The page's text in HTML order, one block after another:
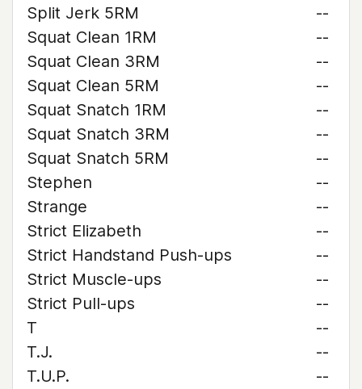
Split Jerk 5RM
--
Squat Clean 1RM
--
Squat Clean 3RM
--
Squat Clean 5RM
--
Squat Snatch 1RM
--
Squat Snatch 3RM
--
Squat Snatch 5RM
--
Stephen
--
Strange
--
Strict Elizabeth
--
Strict Handstand Push-ups
--
Strict Muscle-ups
--
Strict Pull-ups
--
T
--
T.J.
--
T.U.P.
--